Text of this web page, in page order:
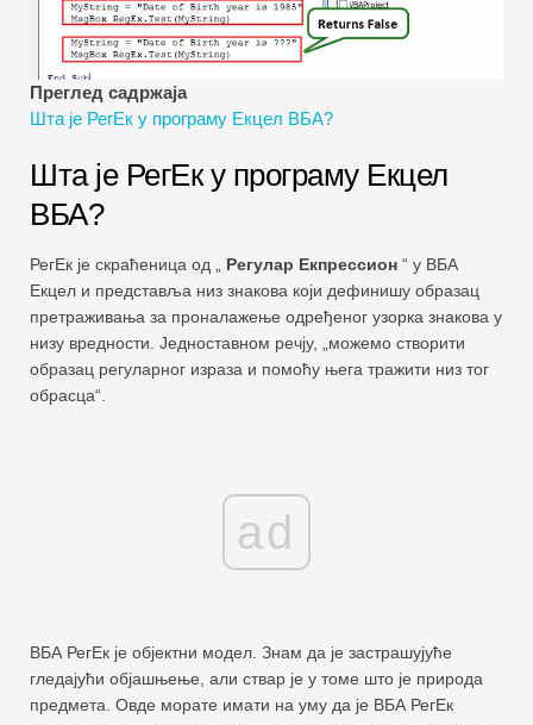
Водичи за финансијско моделирање
Пуни облик
Водичи за управљање ризиком
Преглед садржаја
Шта је РегЕк у програму Екцел ВБА?
Шта је РегЕк у програму Екцел
ВБА?
РегЕк је скраћеница од „ Регулар Екпрессион “ у ВБА
Екцел и представља низ знакова који дефинишу образац
претраживања за проналажење одређеног узорка знакова у
низу вредности. Једноставном речју, „можемо створити
образац регуларног израза и помоћу њега тражити низ тог
обрасца“.
ad
ВБА РегЕк је објектни модел. Знам да је застрашујуће
гледајући објашњење, али ствар је у томе што је природа
предмета. Овде морате имати на уму да је ВБА РегЕк